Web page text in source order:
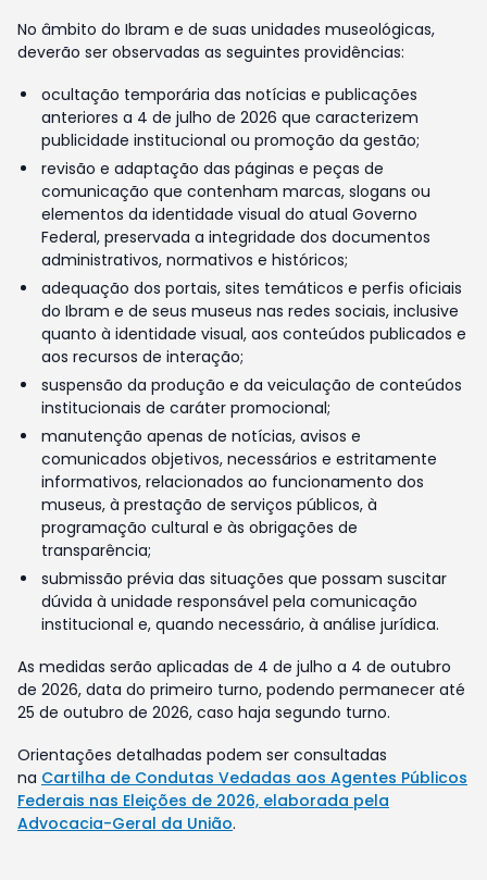
No âmbito do Ibram e de suas unidades museológicas,
deverão ser observadas as seguintes providências:
ocultação temporária das notícias e publicações
anteriores a 4 de julho de 2026 que caracterizem
publicidade institucional ou promoção da gestão;
revisão e adaptação das páginas e peças de
comunicação que contenham marcas, slogans ou
elementos da identidade visual do atual Governo
Federal, preservada a integridade dos documentos
administrativos, normativos e históricos;
adequação dos portais, sites temáticos e perfis oficiais
do Ibram e de seus museus nas redes sociais, inclusive
quanto à identidade visual, aos conteúdos publicados e
aos recursos de interação;
suspensão da produção e da veiculação de conteúdos
institucionais de caráter promocional;
manutenção apenas de notícias, avisos e
comunicados objetivos, necessários e estritamente
informativos, relacionados ao funcionamento dos
museus, à prestação de serviços públicos, à
programação cultural e às obrigações de
transparência;
submissão prévia das situações que possam suscitar
dúvida à unidade responsável pela comunicação
institucional e, quando necessário, à análise jurídica.
As medidas serão aplicadas de 4 de julho a 4 de outubro
de 2026, data do primeiro turno, podendo permanecer até
25 de outubro de 2026, caso haja segundo turno.
Orientações detalhadas podem ser consultadas
na Cartilha de Condutas Vedadas aos Agentes Públicos
Federais nas Eleições de 2026, elaborada pela
Advocacia-Geral da União.